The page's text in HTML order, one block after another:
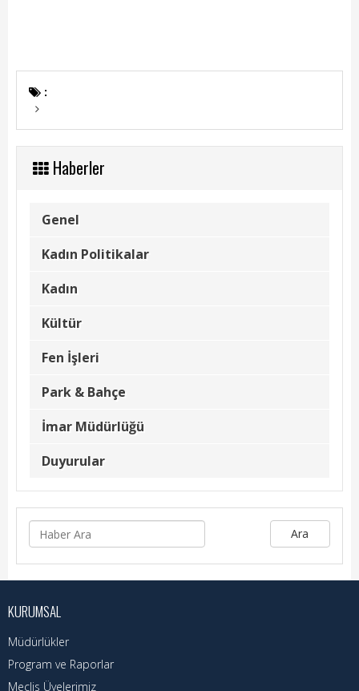
:
Haberler
Genel
Kadın Politikalar
Kadın
Kültür
Fen İşleri
Park & Bahçe
İmar Müdürlüğü
Duyurular
Ara
KURUMSAL
Müdürlükler
Program ve Raporlar
Meclis Üyelerimiz